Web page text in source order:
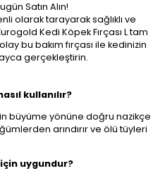
Satın Alın!
olarak tarayarak sağlıklı ve
Kedi Köpek Fırçası L tam
bu bakım fırçası ile kedinizin
gerçekleştirin.
kullanılır?
büyüme yönüne doğru nazikçe
arındırır ve ölü tüyleri
uygundur?